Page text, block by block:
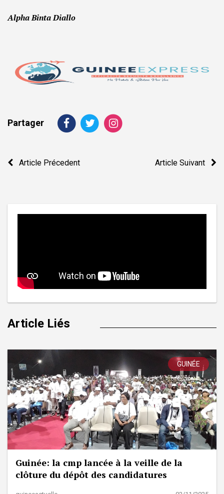
Alpha Binta Diallo
Partager
Navigation
Article Précedent Article Suivant
Article Liés
GUINÉE
Guinée: la cmp lancée à la veille de la
clôture du dépôt des candidatures